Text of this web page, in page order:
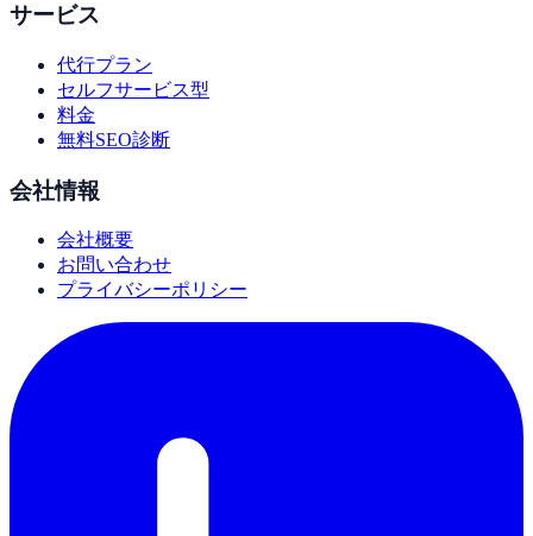
サービス
代行プラン
セルフサービス型
料金
無料SEO診断
会社情報
会社概要
お問い合わせ
プライバシーポリシー